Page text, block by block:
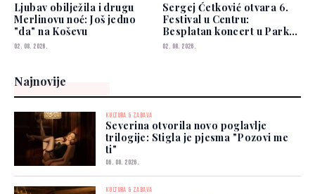
Ljubav obilježila i drugu
Merlinovu noć: Još jedno
"da" na Koševu
02. 08. 2026.
Sergej Ćetković otvara 6.
Festival u Centru:
Besplatan koncert u Parku
Hastahana
02. 08. 2026.
Najnovije
KULTURA & ZABAVA
Severina otvorila novo poglavlje
trilogije: Stigla je pjesma "Pozovi me
ti"
06. 08. 2026.
KULTURA & ZABAVA